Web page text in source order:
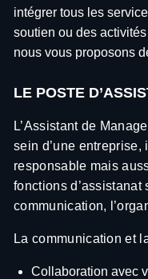
intégrer tous les
soutien ou des
nous vous proposons
LE POSTE
L’Assistant de
sein d’une
responsable mais
fonctions d’assistanat
communication,
La communication et
Collaboration avec